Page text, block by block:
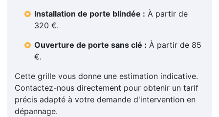
Installation de porte blindée : À partir de
320 €.
Ouverture de porte sans clé : À partir de 85
€.
Cette grille vous donne une estimation indicative.
Contactez-nous directement pour obtenir un tarif
précis adapté à votre demande d'intervention en
dépannage.